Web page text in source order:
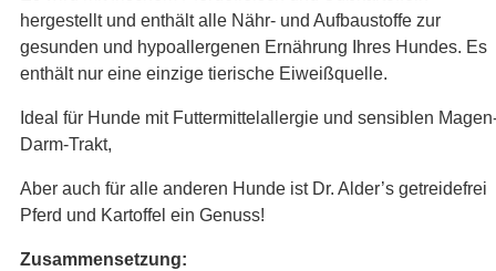
hergestellt und enthält alle Nähr- und Aufbaustoffe zur
gesunden und hypoallergenen Ernährung Ihres Hundes. Es
enthält nur eine einzige tierische Eiweißquelle.
Ideal für Hunde mit Futtermittelallergie und sensiblen
Darm-Trakt,
Aber auch für alle anderen Hunde ist Dr. Alder’s getreidefrei
Pferd und Kartoffel ein Genuss!
Zusammensetzung: